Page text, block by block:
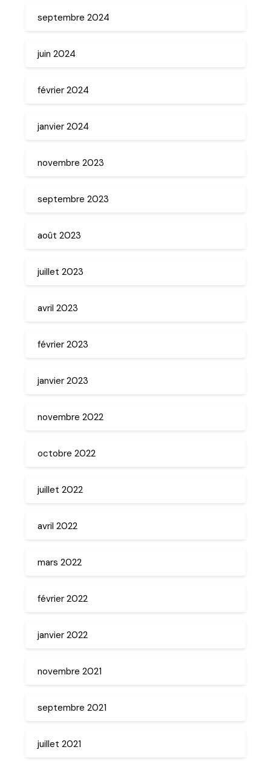
septembre 2024
juin 2024
février 2024
janvier 2024
novembre 2023
septembre 2023
août 2023
juillet 2023
avril 2023
février 2023
janvier 2023
novembre 2022
octobre 2022
juillet 2022
avril 2022
mars 2022
février 2022
janvier 2022
novembre 2021
septembre 2021
juillet 2021